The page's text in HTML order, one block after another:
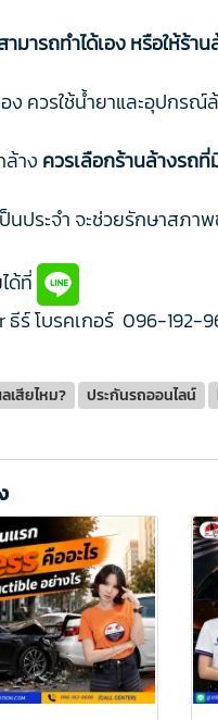
มารถทำได้เอง หรือให้ร้าน
ง ควรใช้น้ำยาและอุปกร
ล้าง ควรเลือกร้านล้างรถ
ประจำ จะช่วยรักษาสภา
ด้ที่
ธีร์ โบรคเกอร์ 096-192-
เสียไหม? ประกันรถออนไลน์